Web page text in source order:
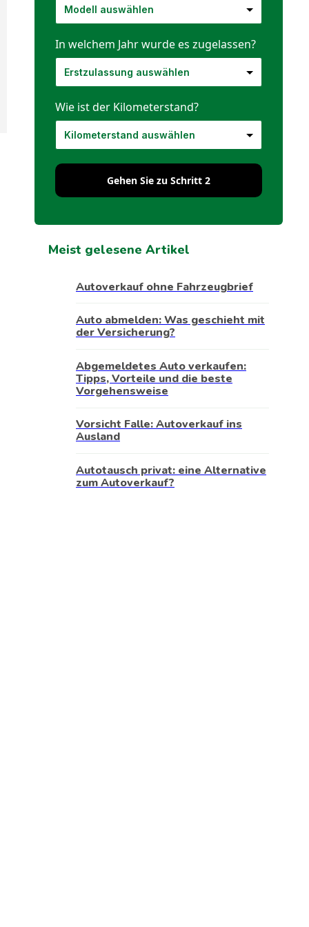
In welchem Jahr wurde es zugelassen?
Wie ist der Kilometerstand?
Gehen Sie zu Schritt 2
Meist gelesene Artikel
Autoverkauf ohne Fahrzeugbrief
Auto abmelden: Was geschieht mit
der Versicherung?
Abgemeldetes Auto verkaufen:
Tipps, Vorteile und die beste
Vorgehensweise
Vorsicht Falle: Autoverkauf ins
Ausland
Autotausch privat: eine Alternative
zum Autoverkauf?